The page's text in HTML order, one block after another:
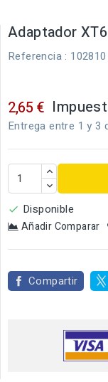
Adaptador
Referencia : 102810
2,65 €
Entrega entre 1 y 3
 Disponible
Añadir Comparar
Compartir